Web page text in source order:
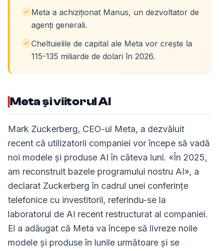
Meta a achiziționat Manus, un dezvoltator de
agenți generali.
Cheltuielile de capital ale Meta vor crește la
115-135 miliarde de dolari în 2026.
Meta și viitorul AI
Mark Zuckerberg, CEO-ul Meta, a dezvăluit
recent că utilizatorii companiei vor începe să vadă
noi modele și produse AI în câteva luni. «În 2025,
am reconstruit bazele programului nostru AI», a
declarat Zuckerberg în cadrul unei conferințe
telefonice cu investitorii, referindu-se la
laboratorul de AI recent restructurat al companiei.
El a adăugat că Meta va începe să livreze noile
modele și produse în lunile următoare și se